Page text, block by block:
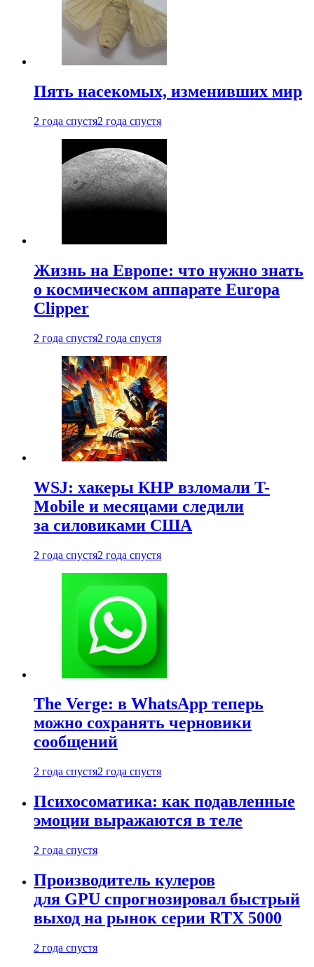
Пять насекомых, изменивших мир
2 года спустя2 года спустя
Жизнь на Европе: что нужно знать
о космическом аппарате Europa
Clipper
2 года спустя2 года спустя
WSJ: хакеры КНР взломали T-
Mobile и месяцами следили
за силовиками США
2 года спустя2 года спустя
The Verge: в WhatsApp теперь
можно сохранять черновики
сообщений
2 года спустя2 года спустя
Психосоматика: как подавленные
эмоции выражаются в теле
2 года спустя
Производитель кулеров
для GPU спрогнозировал быстрый
выход на рынок серии RTX 5000
2 года спустя